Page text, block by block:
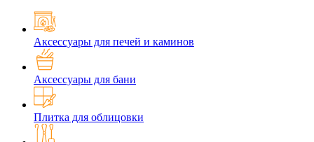
Аксессуары для печей и каминов
Аксессуары для бани
Плитка для облицовки